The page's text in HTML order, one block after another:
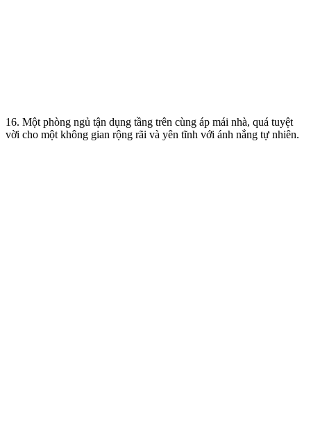
16. Một phòng ngủ tận dụng tầng trên cùng áp mái nhà, quá tuyệt
vời cho một không gian rộng rãi và yên tĩnh với ánh nắng tự nhiên.